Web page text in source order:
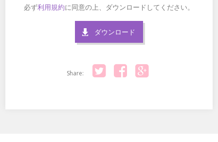
必ず利用規約に同意の上、ダウンロードしてください。
ダウンロード
Share: